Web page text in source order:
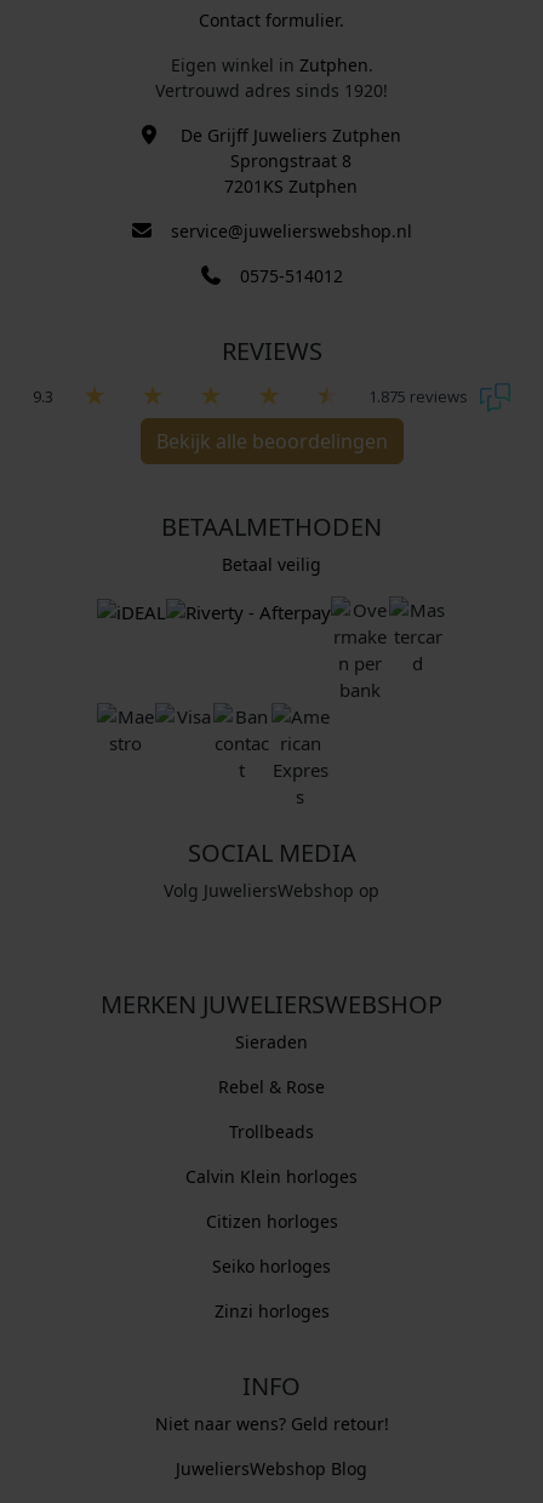
Contact formulier.
Eigen winkel in Zutphen.
Vertrouwd adres sinds 1920!
De Grijff Juweliers Zutphen
Sprongstraat 8
7201KS Zutphen
service@juwelierswebshop.nl
0575-514012
REVIEWS
9.3 1.875 reviews
Bekijk alle beoordelingen
BETAALMETHODEN
Betaal veilig
SOCIAL MEDIA
Volg JuweliersWebshop op
MERKEN JUWELIERSWEBSHOP
Sieraden
Rebel & Rose
Trollbeads
Calvin Klein horloges
Citizen horloges
Seiko horloges
Zinzi horloges
INFO
Niet naar wens? Geld retour!
JuweliersWebshop Blog